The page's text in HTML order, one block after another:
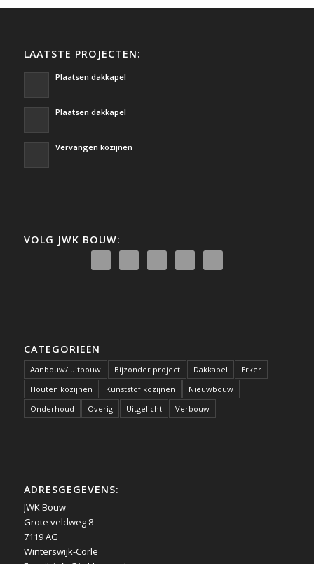
LAATSTE PROJECTEN:
Plaatsen dakkapel
Plaatsen dakkapel
Vervangen kozijnen
VOLG JWK BOUW:
CATEGORIEËN
Aanbouw/ uitbouw Bijzonder project Dakkapel
Erker
Houten kozijnen
Kunststof kozijnen
Nieuwbouw
Onderhoud
Overig Uitgelicht Verbouw
ADRESGEGEVENS:
JWK Bouw
Grote veldweg 8
7119 AG
Winterswijk-Corle